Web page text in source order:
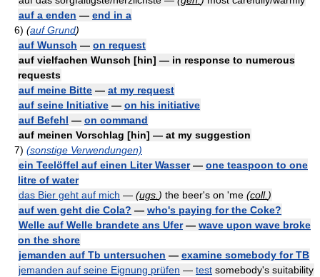
auf a enden — end in a
6) (auf Grund)
auf Wunsch — on request
auf vielfachen Wunsch [hin] — in response to numerous
requests
auf meine Bitte — at my request
auf seine Initiative — on his initiative
auf Befehl — on command
auf meinen Vorschlag [hin] — at my suggestion
7) (sonstige Verwendungen)
ein Teelöffel auf einen Liter Wasser— one teaspoon to one
litre of water
das Bier geht auf mich — (ugs. ) the beer's on 'me (coll. )
auf wen geht die Cola? — who's paying for the Coke?
Welle auf Welle brandete ans Ufer— wave upon wave broke
on the shore
jemanden auf Tb untersuchen — examine somebody for TB
jemanden auf seine Eignung prüfen — test somebody's suitability